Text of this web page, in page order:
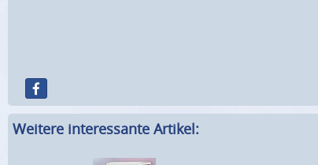
Weitere interessante Artikel: